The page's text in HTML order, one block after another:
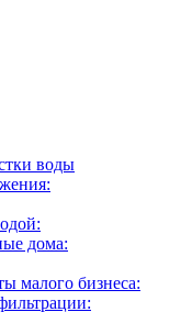
воды
дома:
малого бизнеса: